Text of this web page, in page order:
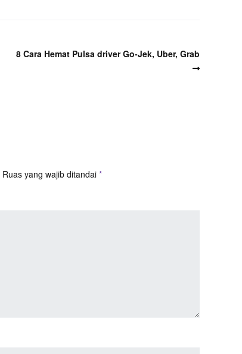
8 Cara Hemat Pulsa driver Go-Jek, Uber, Grab
Ruas yang wajib ditandai *